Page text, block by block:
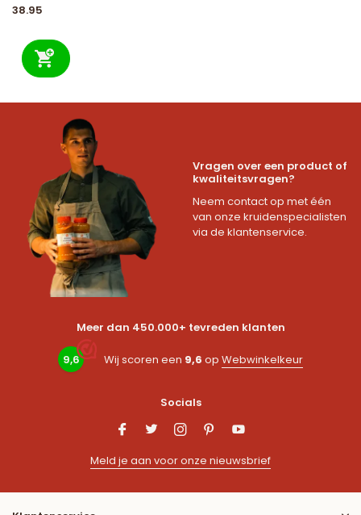
38.95
Vragen over een product of
kwaliteitsvragen?
Neem contact op met één
van onze kruidenspecialisten
via de klantenservice.
Meer dan 450.000+ tevreden klanten
9,6 Wij scoren een 9,6 op Webwinkelkeur
Socials
Meld je aan voor onze nieuwsbrief